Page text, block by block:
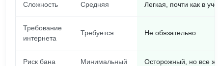
Сложность Средняя Легкая, почти как в
Требование
интернета
Требуется Не обязательно
Риск бана Минимальный Осторожный, но все